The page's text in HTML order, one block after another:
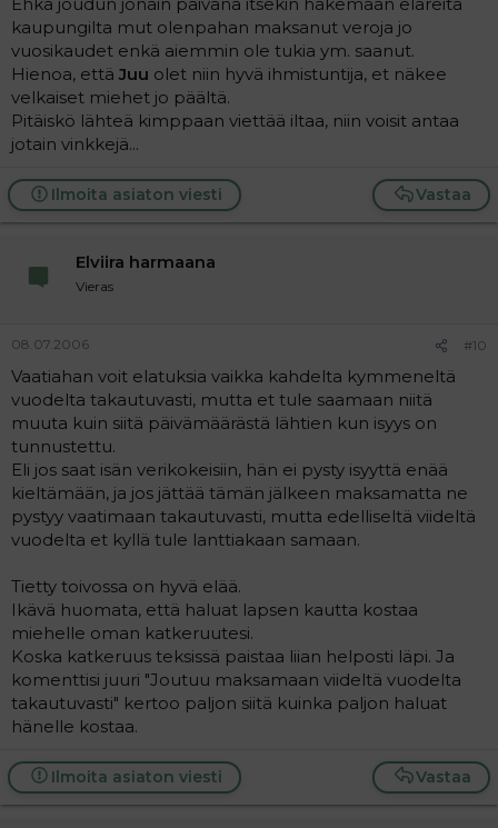
kaupungilta mut olenpahan maksanut veroja jo
vuosikaudet enkä aiemmin ole tukia ym. saanut.
Hienoa, ettäJuu olet niin hyvä ihmistuntija, et näkee
velkaiset miehet jo päältä.
Pitäiskö lähteä kimppaan viettää iltaa, niin voisit antaa
jotain vinkkejä...
Vastaa
Ilmoita asiaton viesti
Elviira harmaana
Vieras
08.07.2006 #10
Vaatiahan voit elatuksia vaikka kahdelta kymmeneltä
vuodelta takautuvasti, mutta et tule saamaan niitä
muuta kuin siitä päivämäärästä lähtien kun isyys on
tunnustettu.
Eli jos saat isän verikokeisiin, hän ei pysty isyyttä enää
kieltämään, ja jos jättää tämän jälkeen maksamatta ne
pystyy vaatimaan takautuvasti, mutta edelliseltä viideltä
vuodelta et kyllä tule lanttiakaan samaan.
Tietty toivossa on hyvä elää.
Ikävä huomata, että haluat lapsen kautta kostaa
miehelle oman katkeruutesi.
Koska katkeruus teksissä paistaa liian helposti läpi. Ja
komenttisi juuri "Joutuu maksamaan viideltä vuodelta
takautuvasti" kertoo paljon siitä kuinka paljon haluat
hänelle kostaa.
Vastaa
Ilmoita asiaton viesti